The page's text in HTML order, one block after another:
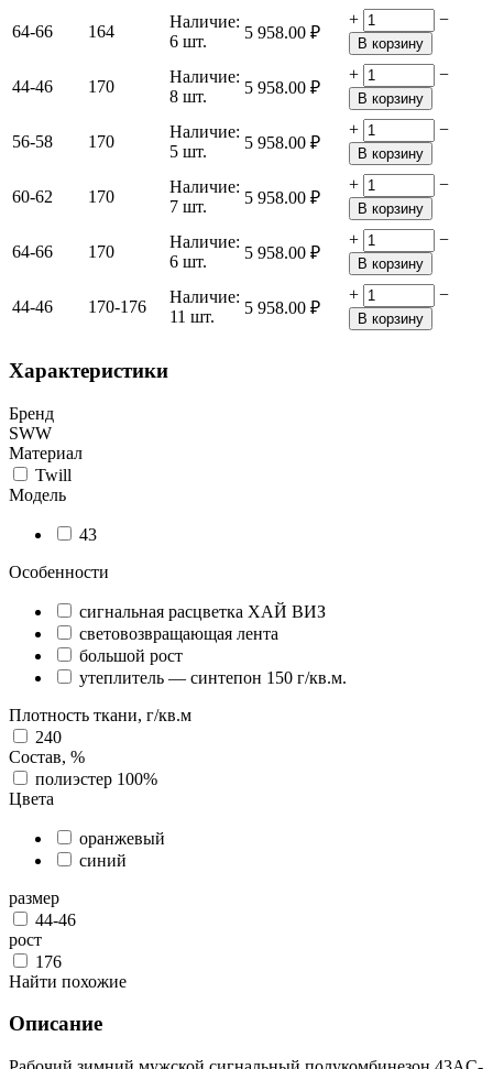
64-66 164
Наличие:
6 шт.
5 958.00 ₽
+ −
В корзину
44-46 170
Наличие:
8 шт.
5 958.00 ₽
+ −
В корзину
56-58 170
Наличие:
5 шт.
5 958.00 ₽
+ −
В корзину
60-62 170
Наличие:
7 шт.
5 958.00 ₽
+ −
В корзину
64-66 170
Наличие:
6 шт.
5 958.00 ₽
+ −
В корзину
44-46 170-176
Наличие:
11 шт.
5 958.00 ₽
+ −
В корзину
Характеристики
Бренд
SWW
Материал
Twill
Модель
43
Особенности
сигнальная расцветка ХАЙ ВИЗ
световозвращающая лента
большой рост
утеплитель — синтепон 150 г/кв.м.
Плотность ткани, г/кв.м
240
Состав, %
полиэстер 100%
Цвета
оранжевый
синий
размер
44-46
рост
176
Найти похожие
Описание